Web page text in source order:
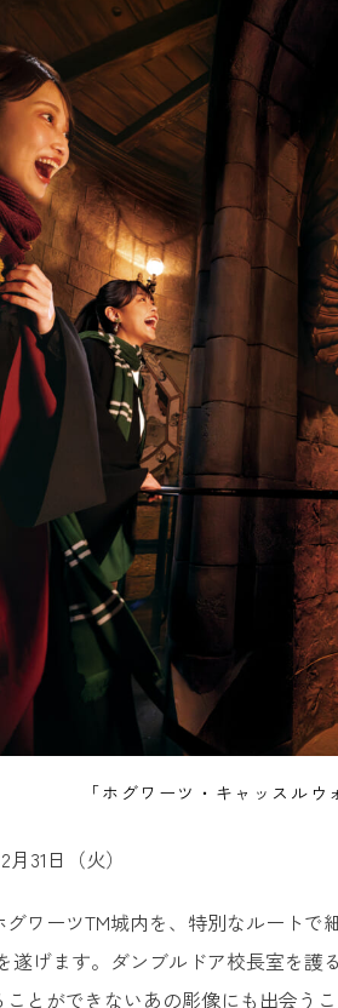
「ホグワーツ・キャッスルウ
31日（火）
ワーツTM城内を、特別なルート
遂げます。ダンブルドア校長室を
とができないあの彫像にも出会う